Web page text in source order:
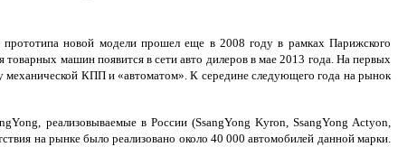
новой модели прошел еще в 2008 году в рамках Парижского
товарных машин появится в сети авто дилеров в мае 2013 года. На первых
КПП и «автоматом». К середине следующего года на рынок
реализовываемые в России (SsangYong Kyron, SsangYong Actyon,
на рынке было реализовано около 40 000 автомобилей данной марки.